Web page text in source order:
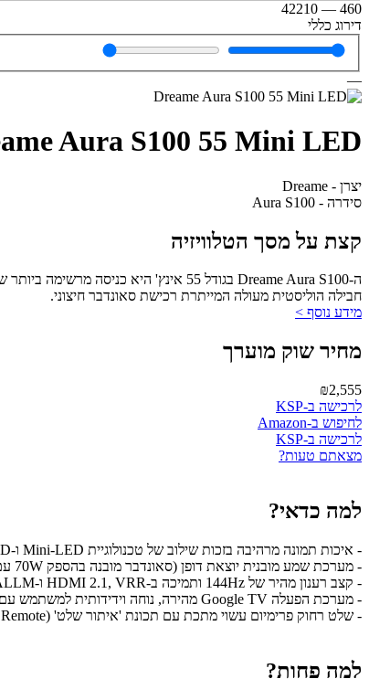
460
—
42210
דירוג כללי
—
Aura S100 55 Mini LED
יצרן - Dreame
סידרה - Aura S100
קצת על מסך הטלוויזיה
חבילה הוליסטית מעולה המייתרת רכישת סאונדבר חיצוני.
מידע נוסף >
מחיר שוק מוערך
₪2,555
לרכישה ב-KSP
לחיפוש ב-Amazon
לרכישה ב-KSP
מצאתם טעות?
למה כדאי?
- איכות תמונה מרהיבה בזכות שילוב של טכנולוגיית Mini-LED ו-QLED עם בהירות שיא גבוהה.
- מערכת שמע מובנית יוצאת דופן (סאונדבר מובנה בהספק 70W עם 11 רמקולים) המייתרת רכישת מקרן קול חיצוני.
- קצב רענון מהיר של 144Hz ותמיכה ב-HDMI 2.1, VRR ו-ALLM לחוויית גיימינג חלקה במיוחד.
- מערכת הפעלה Google TV מהירה, נוחה וידידותית למשתמש עם תמיכה מלאה באפליקציות ושליטה קולית.
- שלט רחוק פרימיום עשוי מתכת עם תכונת 'איתור שלט' (Find My Remote) שימושית.
למה פחות?